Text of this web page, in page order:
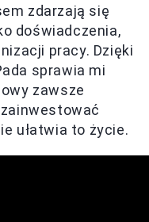
zdarzają się
doświadczenia,
pracy. Dzięki
sprawia mi
zawsze
ułatwia to życie.